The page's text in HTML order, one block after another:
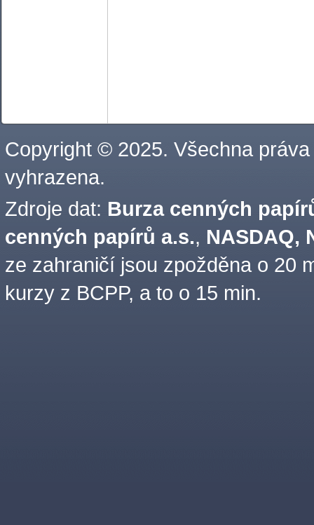
Copyright © 2025. Všechna práva
vyhrazena.
Zdroje dat: Burza cenných
cenných papírů a.s., NASDAQ,
ze zahraničí jsou zpožděna o 20
kurzy z BCPP, a to o 15 min.